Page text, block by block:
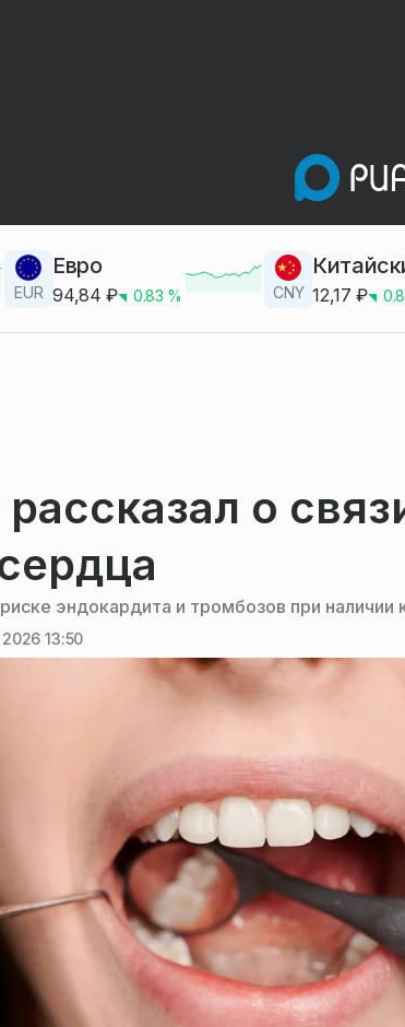
EUR
Евро
94,84 ₽ 0.83 % CNY 12,17 ₽
о
эндокардита и тромбозов при наличии
13:50